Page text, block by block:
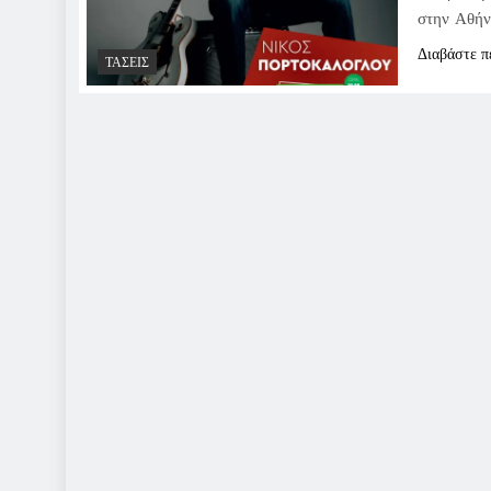
ΤΆΣΕΙΣ
στην
Διαβάστε